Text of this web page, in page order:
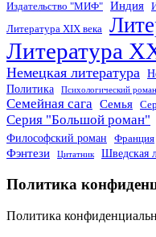
Издательство "МИФ" Индия
Литература XIX века
Литература
Немецкая литература
Политика
Психологический роман
Семейная сага Семья
Серия "Большой роман"
Философский роман
Франция
Фэнтези Цитатник Шведская
Политика
Политика